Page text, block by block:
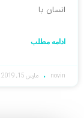
انسان با
ادامه مطلب
novin مارس 15, 2019